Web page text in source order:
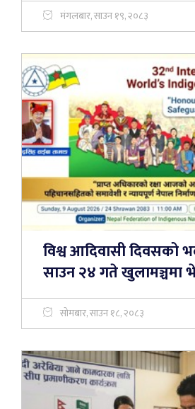
मंगलबार, साउन १९, २०८३
विश्व आदिवासी दिवसको
साउन २४ गते खुलामञ्चमा
सोमबार, साउन १८, २०८३